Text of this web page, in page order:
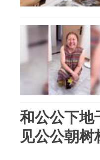
和公公下地
见公公朝树